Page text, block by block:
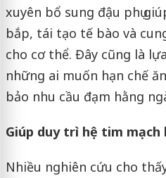
xuyên bổ sung đậu phụ
bắp, tái tạo tế bào và
cho cơ thể. Đây cũng là
những ai muốn hạn chế
bảo nhu cầu đạm hằng
Giúp duy trì hệ tim mạch
Nhiều nghiên cứu cho